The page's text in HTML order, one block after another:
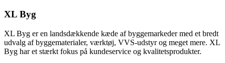
XL Byg
XL Byg er en landsdækkende kæde af byggemarkeder med et bredt
udvalg af byggematerialer, værktøj, VVS-udstyr og meget mere. XL
Byg har et stærkt fokus på kundeservice og kvalitetsprodukter.